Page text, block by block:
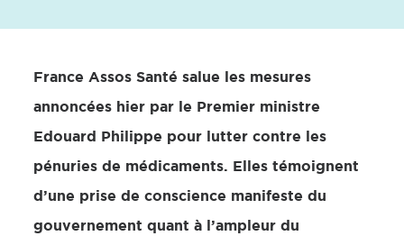
France Assos Santé salue les mesures
annoncées hier par le Premier ministre
Edouard Philippe pour lutter contre les
pénuries de médicaments. Elles témoignent
d’une prise de conscience manifeste du
gouvernement quant à l’ampleur du